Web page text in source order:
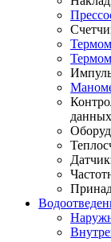
данных